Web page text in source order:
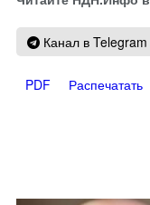
Канал в Telegram
PDF Распечатать